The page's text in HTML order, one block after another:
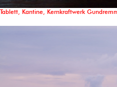
Tablett, Kantine, Kernkraftwerk